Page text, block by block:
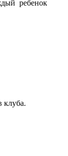
ребенок
клуба.